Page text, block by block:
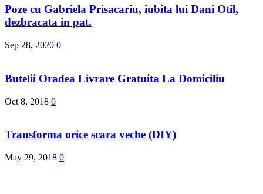
Poze cu Gabriela Prisacariu, iubita lui Dani Otil,
dezbracata in pat.
Sep 28, 2020 0
Butelii Oradea Livrare Gratuita La Domiciliu
Oct 8, 2018 0
Transforma orice scara veche (DIY)
May 29, 2018 0